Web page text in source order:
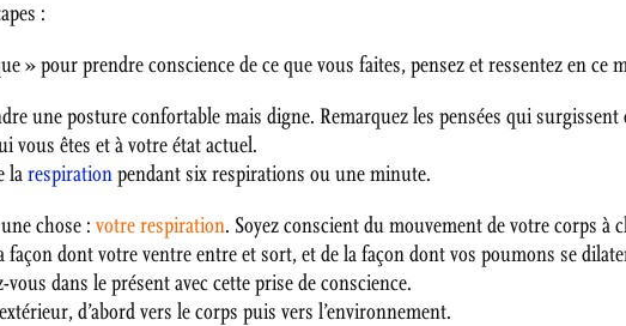
:
» pour prendre conscience de ce que vous faites, pensez et ressentez en ce
une posture confortable mais digne. Remarquez les pensées qui
vous êtes et à votre état actuel.
larespirationpendant six respirations ou une minute.
chose :votre respiration. Soyez conscient du mouvement de votre corps à
façon dont votre ventre entre et sort, et de la façon dont vos poumons se
dans le présent avec cette prise de conscience.
d’abord vers le corps puis vers l’environnement.